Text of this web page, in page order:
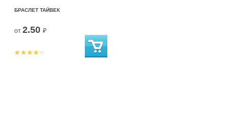
БРАСЛЕТ ТАЙВЕК
от 2.50 ₽